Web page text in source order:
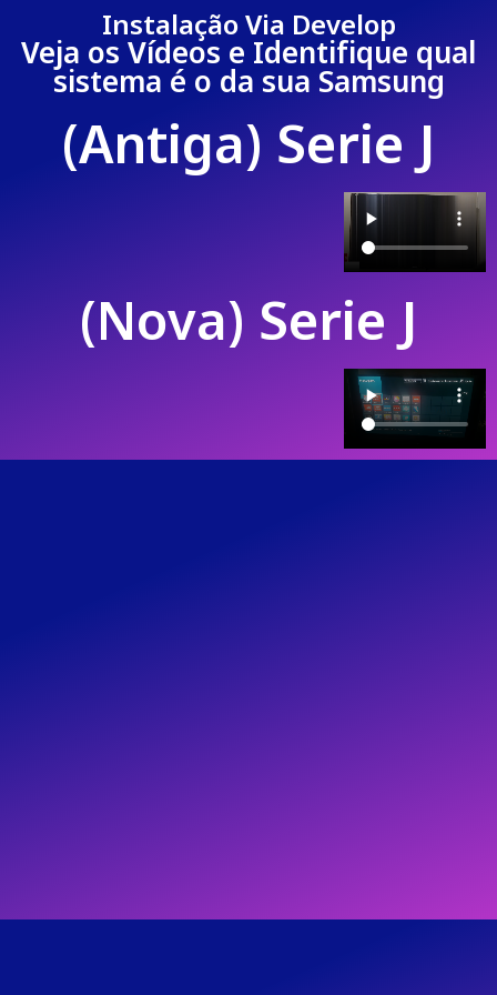
Instalação Via Develop
Veja os Vídeos e Identifique qual
sistema é o da sua Samsung
(Antiga) Serie J
(Nova) Serie J